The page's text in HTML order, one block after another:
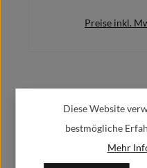
Preise inkl.
Diese Website
bestmögliche
Mehr